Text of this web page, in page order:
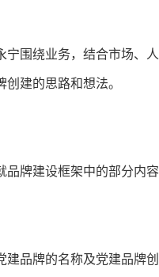
宁围绕业务，结合市场、
建的思路和想法。
品牌建设框架中的部分内
建品牌的名称及党建品牌